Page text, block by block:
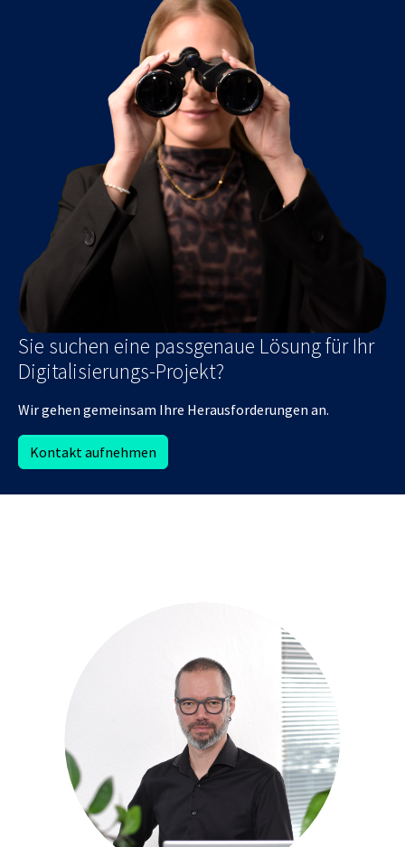
Sie suchen eine passgenaue Lösung für Ihr
Digitalisierungs-Projekt?
Wir gehen gemeinsam Ihre Herausforderungen an.
Kontakt aufnehmen